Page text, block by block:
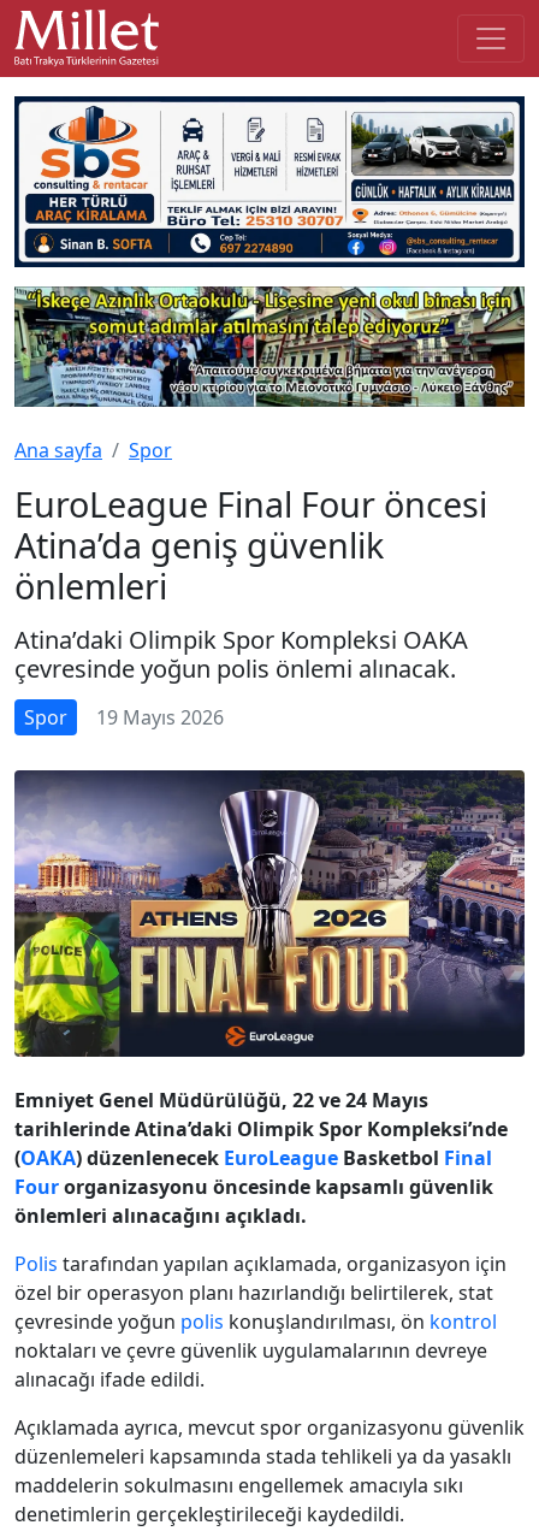
Ana sayfa Spor
EuroLeague Final Four öncesi
Atina’da geniş güvenlik
önlemleri
Atina’daki Olimpik Spor Kompleksi OAKA
çevresinde yoğun polis önlemi alınacak.
Spor 19 Mayıs 2026
Emniyet Genel Müdürülüğü, 22 ve 24 Mayıs
tarihlerinde Atina’daki Olimpik Spor Kompleksi’nde
(OAKA) düzenlenecek EuroLeague Basketbol Final
Fourorganizasyonu öncesinde kapsamlı güvenlik
önlemleri alınacağını açıkladı.
Polis tarafından yapılan açıklamada, organizasyon için
özel bir operasyon planı hazırlandığı belirtilerek, stat
çevresinde yoğun polis konuşlandırılması, ön kontrol
noktaları ve çevre güvenlik uygulamalarının devreye
alınacağı ifade edildi.
Açıklamada ayrıca, mevcut spor organizasyonu güvenlik
düzenlemeleri kapsamında stada tehlikeli ya da yasaklı
maddelerin sokulmasını engellemek amacıyla sıkı
denetimlerin gerçekleştirileceği kaydedildi.